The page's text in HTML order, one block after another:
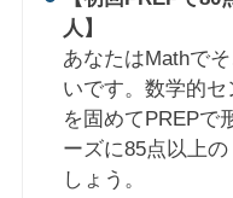
人】
あなたはMathで
いです。数学的
を固めてPREPで
ーズに85点以上
しょう。